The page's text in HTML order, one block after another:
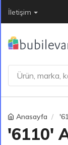
İletişim
Anasayfa
'6110'